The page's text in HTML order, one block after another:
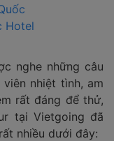
Hotel
nghe những câu
nhiệt tình, am
rất đáng để thử,
tại Vietgoing đã
nhiều dưới đây: